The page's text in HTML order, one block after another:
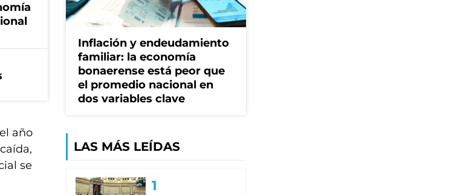
año
se
Inflación y endeudamiento
familiar: la economía
bonaerense está peor que
el promedio nacional en
dos variables clave
LAS MÁS LEÍDAS